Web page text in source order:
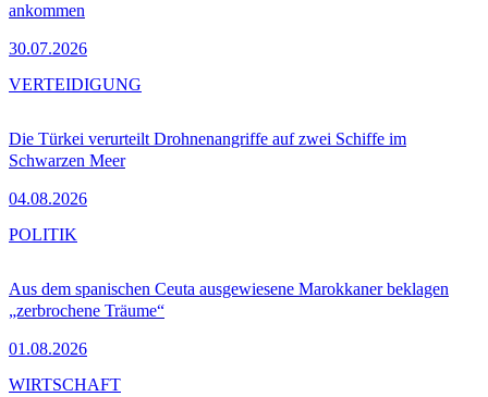
ankommen
30.07.2026
Die Türkei verurteilt Drohnenangriffe auf zwei Schiffe im
Schwarzen Meer
04.08.2026
VERTEIDIGUNG
Aus dem spanischen Ceuta ausgewiesene Marokkaner beklagen
„zerbrochene Träume“
01.08.2026
POLITIK
WIRTSCHAFT